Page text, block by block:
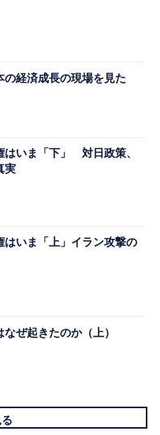
の経済成長の現場を見た
はいま「下」 対日政策、
実
はいま「上」イラン攻撃の
ぜ起きたのか（上）